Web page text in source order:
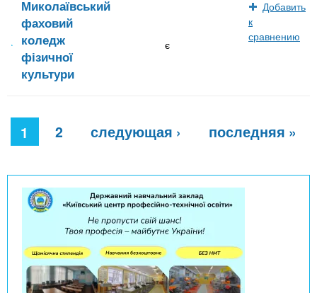
Миколаївський
фаховий
коледж
фізичної
культури
є
Добавить
к
сравнению
С
р
1 2 следующая › последняя »